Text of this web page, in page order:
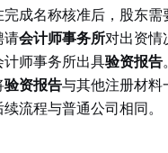
完成名称核准后，股东需
请会计师事务所对出资情
计师事务所出具验资报告
验资报告与其他注册材料
续流程与普通公司相同。